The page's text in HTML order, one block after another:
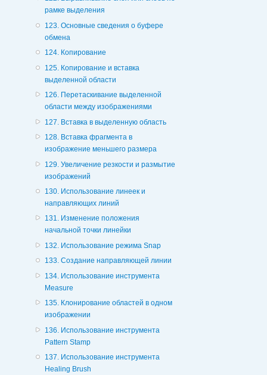
рамке выделения
123. Основные сведения о буфере
обмена
124. Копирование
125. Копирование и вставка
выделенной области
126. Перетаскивание выделенной
области между изображениями
127. Вставка в выделенную область
128. Вставка фрагмента в
изображение меньшего размера
129. Увеличение резкости и размытие
изображений
130. Использование линеек и
направляющих линий
131. Изменение положения
начальной точки линейки
132. Использование режима Snap
133. Создание направляющей линии
134. Использование инструмента
Measure
135. Клонирование областей в одном
изображении
136. Использование инструмента
Pattern Stamp
137. Использование инструмента
Healing Brush